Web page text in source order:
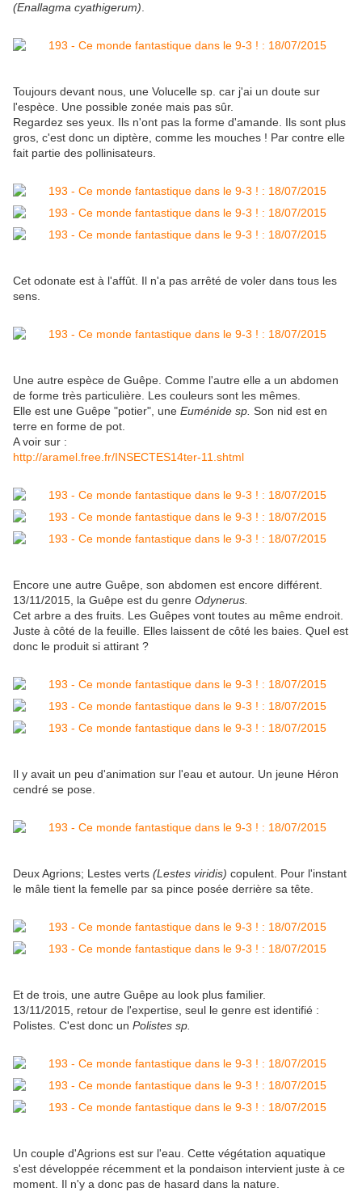
(Enallagma cyathigerum)
Toujours devant nous, une Volucelle sp. car j'ai un doute sur
l'espèce. Une possible zonée mais pas sûr.
Regardez ses yeux. Ils n'ont pas la forme d'amande. Ils sont plus
gros, c'est donc un diptère, comme les mouches ! Par contre elle
fait partie des pollinisateurs.
Cet odonate est à l'affût. Il n'a pas arrêté de voler dans tous les
sens.
Une autre espèce de Guêpe. Comme l'autre elle a un abdomen
de forme très particulière. Les couleurs sont les mêmes.
Elle est une Guêpe "potier", une Euménide sp. Son nid est en
terre en forme de pot.
A voir sur :
http://aramel.free.fr/INSECTES14ter-11.shtml
Encore une autre Guêpe, son abdomen est encore différent.
13/11/2015, la Guêpe est du genre Odynerus.
Cet arbre a des fruits. Les Guêpes vont toutes au même endroit.
Juste à côté de la feuille. Elles laissent de côté les baies. Quel est
donc le produit si attirant ?
Il y avait un peu d'animation sur l'eau et autour. Un jeune Héron
cendré se pose.
Deux Agrions; Lestes verts (Lestes viridis) copulent. Pour l'instant
le mâle tient la femelle par sa pince posée derrière sa tête.
Et de trois, une autre Guêpe au look plus familier.
13/11/2015, retour de l'expertise, seul le genre est identifié :
Polistes. C'est donc un Polistes sp.
Un couple d'Agrions est sur l'eau. Cette végétation aquatique
s'est développée récemment et la pondaison intervient juste à ce
moment. Il n'y a donc pas de hasard dans la nature.